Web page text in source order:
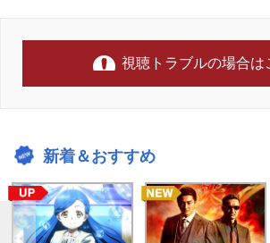
視聴トラブルの場合は
新着＆おすすめ